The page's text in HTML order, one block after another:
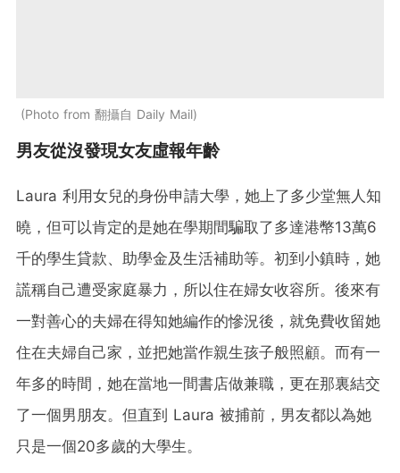
Photo from 翻攝自 Daily Mail
男友從沒發現女友虛報年齡
Laura 利用女兒的身份申請大學，她上了多少堂無人知
曉，但可以肯定的是她在學期間騙取了多達港幣13萬6
千的學生貸款、助學金及生活補助等。初到小鎮時，她
謊稱自己遭受家庭暴力，所以住在婦女收容所。後來有
一對善心的夫婦在得知她編作的慘況後，就免費收留她
住在夫婦自己家，並把她當作親生孩子般照顧。而有一
年多的時間，她在當地一間書店做兼職，更在那裏結交
了一個男朋友。但直到 Laura 被捕前，男友都以為她
只是一個20多歲的大學生。